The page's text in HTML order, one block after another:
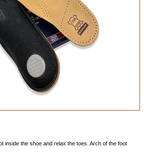
inside the shoe and relax the toes. Arch of the foot